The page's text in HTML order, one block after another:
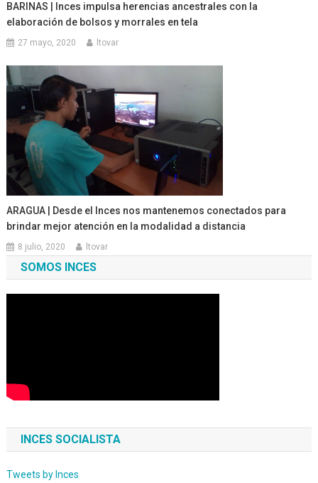
BARINAS | Inces impulsa herencias ancestrales con la
elaboración de bolsos y morrales en tela
27 mayo, 2020 ltovar
ARAGUA | Desde el Inces nos mantenemos conectados para
brindar mejor atención en la modalidad a distancia
8 julio, 2020 ltovar
SOMOS INCES
INCES SOCIALISTA
Tweets by Inces